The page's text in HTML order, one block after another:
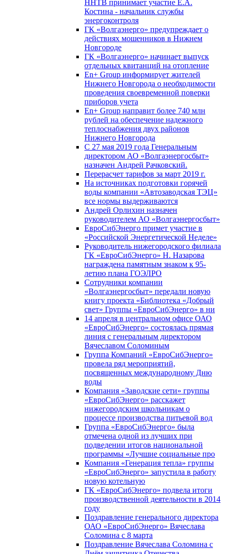
ННТВ принимает участие Е.А.
Костина - начальник службы
энергоконтроля
ГК «Волгаэнерго» предупреждает о
действиях мошенников в Нижнем
Новгороде
ГК «Волгаэнерго» начинает выпуск
отдельных квитанций на отопление
En+ Group информирует жителей
Нижнего Новгорода о необходимости
проведения своевременной поверки
приборов учета
En+ Group направит более 740 млн
рублей на обеспечение надежного
теплоснабжения двух районов
Нижнего Новгорода
С 27 мая 2019 года Генеральным
директором АО «Волгаэнергосбыт»
назначен Андрей Рачковский.
Перерасчет тарифов за март 2019 г.
На источниках подготовки горячей
воды компании «Автозаводская ТЭЦ»
все нормы выдерживаются
Андрей Орлихин назначен
руководителем АО «Волгаэнергосбыт»
ЕвроСибЭнерго примет участие в
«Российской Энергетической Неделе»
Руководитель нижегородского филиала
ГК «ЕвроСибЭнерго» Н. Назарова
награждена памятным знаком к 95-
летию плана ГОЭЛРО
Сотрудники компании
«Волгаэнергосбыт» передали новую
книгу проекта «Библиотека «Добрый
свет» Группы «ЕвроСибЭнерго» в ни
14 апреля в центральном офисе ОАО
«ЕвроСибЭнерго» состоялась прямая
линия с генеральным директором
Вячеславом Соломиным
Группа Компаний «ЕвроСибЭнерго»
провела ряд мероприятий,
посвященных международному Дню
воды
Компания «Заводские сети» группы
«ЕвроСибЭнерго» расскажет
нижегородским школьникам о
процессе производства питьевой вод
Группа «ЕвроСибЭнерго» была
отмечена одной из лучших при
подведении итогов национальной
программы «Лучшие социальные про
Компания «Генерация тепла» группы
«ЕвроСибЭнерго» запустила в работу
новую котельную
ГК «ЕвроСибЭнерго» подвела итоги
производственной деятельности в 2014
году
Поздравление генерального директора
ОАО «ЕвроСибЭнерго» Вячеслава
Соломина с 8 марта
Поздравление Вячеслава Соломина с